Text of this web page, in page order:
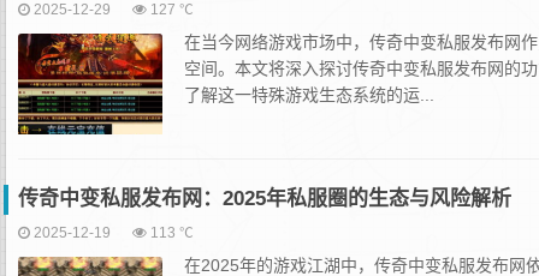
2025-12-29 127 ℃
在当今网络游戏市场中，传奇中变私服发布网
空间。本文将深入探讨传奇中变私服发布网的
了解这一特殊游戏生态系统的运...
传奇中变私服发布网：2025年私服圈的生态与风险解析
2025-12-19 113 ℃
在2025年的游戏江湖中，传奇中变私服发布网